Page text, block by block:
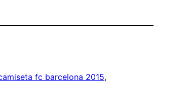
fc barcelona 2015